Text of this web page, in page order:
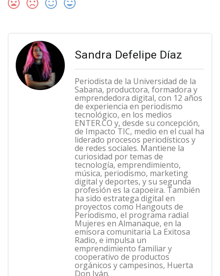
Sandra Defelipe Díaz
Periodista de la Universidad de la
Sabana, productora, formadora y
emprendedora digital, con 12 años
de experiencia en periodismo
tecnológico, en los medios
ENTER.CO y, desde su concepción,
de Impacto TIC, medio en el cual ha
liderado procesos periodísticos y
de redes sociales. Mantiene la
curiosidad por temas de
tecnología, emprendimiento,
música, periodismo, marketing
digital y deportes, y su segunda
profesión es la capoeira. También
ha sido estratega digital en
proyectos como Hangouts de
Periodismo, el programa radial
Mujeres en Almanaque, en la
emisora comunitaria La Exitosa
Radio, e impulsa un
emprendimiento familiar y
cooperativo de productos
orgánicos y campesinos, Huerta
Don Iván.